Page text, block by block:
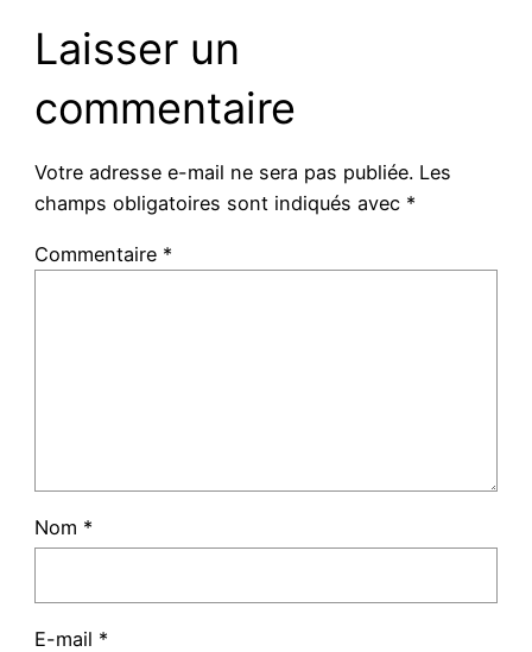
Laisser un
commentaire
Votre adresse e-mail ne sera pas publiée. Les
champs obligatoires sont indiqués avec *
Commentaire *
Nom *
E-mail *